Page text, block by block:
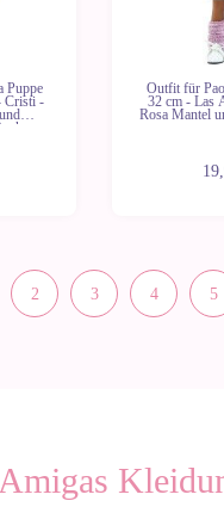
Puppe
Cristi -
Outfit für
32 cm - Las
Rosa Mantel
2 3 4 5